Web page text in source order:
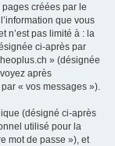
créées par le
que vous
n’est pas limité à : la
ci-après par
» (désignée
après
« vos messages »).
(désigné ci-après
utilisé pour la
mot de passe »), et